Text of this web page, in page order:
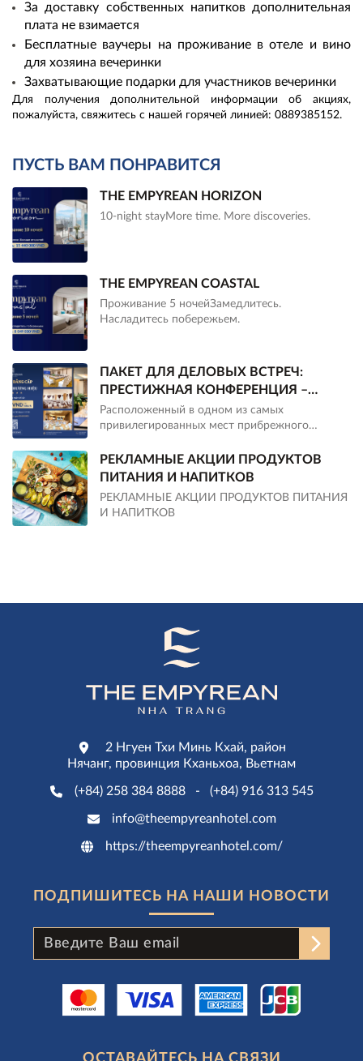
За доставку собственных напитков дополнительная
плата не взимается
Бесплатные ваучеры на проживание в отеле и вино
для хозяина вечеринки
Захватывающие подарки для участников вечеринки
Для получения дополнительной информации об акциях,
пожалуйста, свяжитесь с нашей горячей линией: 0889385152.
ПУСТЬ ВАМ ПОНРАВИТСЯ
THE EMPYREAN HORIZON
10-night stayMore time. More discoveries.
THE EMPYREAN COASTAL
Проживание 5 ночейЗамедлитесь.
Насладитесь побережьем.
ПАКЕТ ДЛЯ ДЕЛОВЫХ ВСТРЕЧ:
ПРЕСТИЖНАЯ КОНФЕРЕНЦИЯ –
ПОВЫСЬТЕ СТАТУС ВАШЕГО БРЕНДА
Расположенный в одном из самых
привилегированных мест прибрежного
первоклассные конференц-залы, что делает
его идеальным выбором для деловых встреч,
РЕКЛАМНЫЕ АКЦИИ ПРОДУКТОВ
ПИТАНИЯ И НАПИТКОВ
РЕКЛАМНЫЕ АКЦИИ ПРОДУКТОВ ПИТАНИЯ
И НАПИТКОВ
2 Нгуен Тхи Минь Кхай, район
Нячанг, провинция Кханьхоа, Вьетнам
(+84) 258 384 8888 - (+84) 916 313 545
info@theempyreanhotel.com
https://theempyreanhotel.com/
ПОДПИШИТЕСЬ НА НАШИ НОВОСТИ